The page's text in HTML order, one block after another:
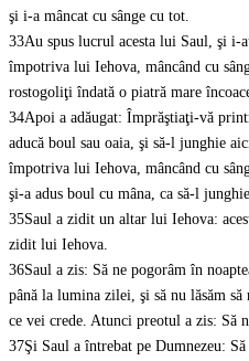
şi i-a mâncat cu sânge cu tot.
33Au spus lucrul acesta lui Saul, şi i-
împotriva lui Iehova, mâncând cu
rostogoliţi îndată o piatră mare
34Apoi a adăugat: Împrăştiaţi-vă
aducă boul sau oaia, şi să-l junghie
împotriva lui Iehova, mâncând cu
şi-a adus boul cu mâna, ca să-l
35Saul a zidit un altar lui Iehova:
zidit lui Iehova.
36Saul a zis: Să ne pogorâm în
până la lumina zilei, şi să nu lăsăm
ce vei crede. Atunci preotul a zis: Să
37Şi Saul a întrebat pe Dumnezeu: